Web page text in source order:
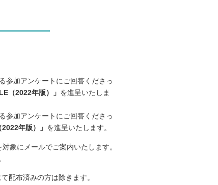
参加アンケートにご回答くださっ
（2022年版）」 を進呈いたしま
参加アンケートにご回答くださっ
年版）」 を進呈いたします。
象にメールでご案内いたします。
配布済みの方は除きます。